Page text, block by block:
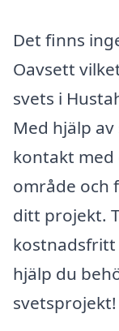
Det finns
Oavsett
svets i
Med hjälp
kontakt med
område och
ditt projekt.
kostnadsfritt
hjälp du
svetsprojekt!